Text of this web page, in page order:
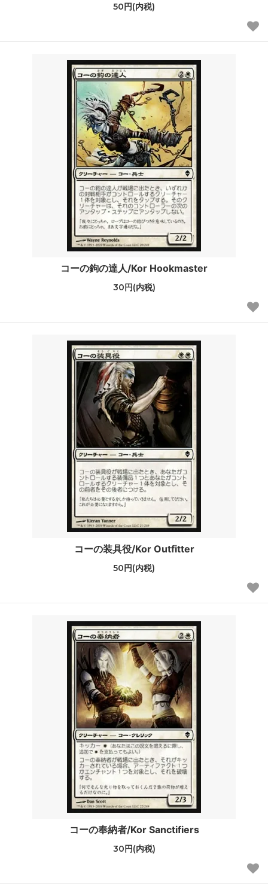
50円(内税)
コーの鉤の達人/Kor Hookmaster
30円(内税)
コーの装具役/Kor Outfitter
50円(内税)
コーの奉納者/Kor Sanctifiers
30円(内税)